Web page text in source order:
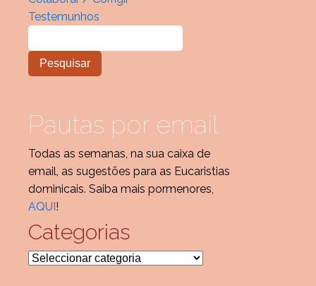
Testemunhos
Pautas por email
Todas as semanas, na sua caixa de
email, as sugestões para as Eucaristias
dominicais. Saiba mais pormenores,
AQUI!
Categorias
Categorias